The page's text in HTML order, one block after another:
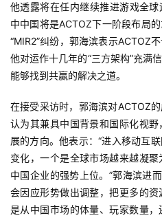
页
游
茶
原
创
他透露将在任内继续推进游戏全
中中国将是ACTOZ下一阶段布局
“MIR2”纠纷，郭海滨表示ACTOZ
他对运作十几年的“三方架构”充满
能够找到共赢的解决之道。
在接受采访时，郭海滨对ACTOZ
认为其兼具中国背景和国际化视
展的方向。他表示：“进入移动互
变化，一个是全球市场越来越凝
中国企业的强势上位。”郭海滨进
会因应形势做出调整，把更多的
是从中国市场的体量、玩家数量